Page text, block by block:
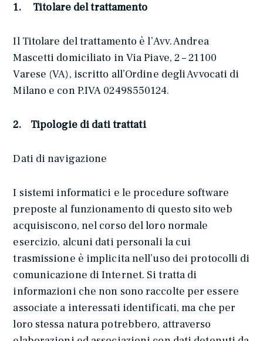
1. Titolare del trattamento
Il Titolare del trattamento è l’Avv. Andrea
Mascetti domiciliato in Via Piave, 2 – 21100
Varese (VA), iscritto all’Ordine degli Avvocati di
Milano e con P.IVA 02498550124.
2. Tipologie di dati trattati
Dati di navigazione
I sistemi informatici e le procedure software
preposte al funzionamento di questo sito web
acquisiscono, nel corso del loro normale
esercizio, alcuni dati personali la cui
trasmissione è implicita nell’uso dei protocolli di
comunicazione di Internet. Si tratta di
informazioni che non sono raccolte per essere
associate a interessati identificati, ma che per
loro stessa natura potrebbero, attraverso